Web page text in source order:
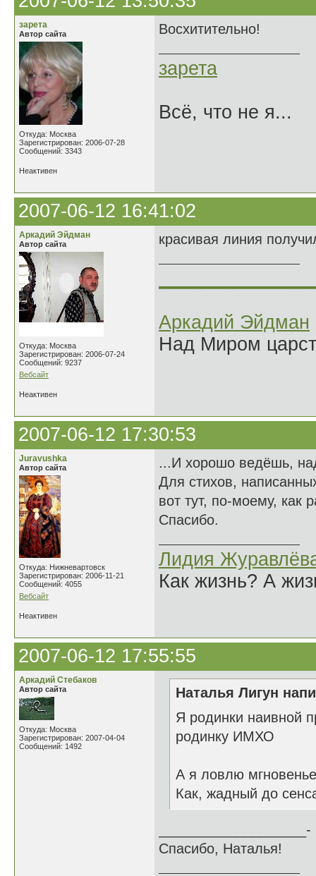
зарета
Автор сайта
Откуда: Москва
Зарегистрирован: 2006-07-28
Сообщений: 3343
Восхитительно!
зарета
Всё, что не я...
Неактивен
2007-06-12 16:41:02
Аркадий Эйдман
Автор сайта
Откуда: Москва
Зарегистрирован: 2006-07-24
Сообщений: 9237
Вебсайт
красивая линия
Аркадий Эйдман
Над Миром
Неактивен
2007-06-12 17:30:53
Juravushka
Автор сайта
Откуда: Нижневартовск
Зарегистрирован: 2006-11-21
Сообщений: 4055
Вебсайт
...И хорошо ведёшь,
Для стихов,
вот тут, по-моему, как
Спасибо.
Лидия
Как жизнь? А
Неактивен
2007-06-12 17:55:55
Аркадий Стебаков
Автор сайта
Откуда: Москва
Зарегистрирован: 2007-04-04
Сообщений: 1492
Наталья Лигун
Я родинки наивной
родинку ИМХО
А я ловлю
Как, жадный до
___________________-
Спасибо, Наталья!